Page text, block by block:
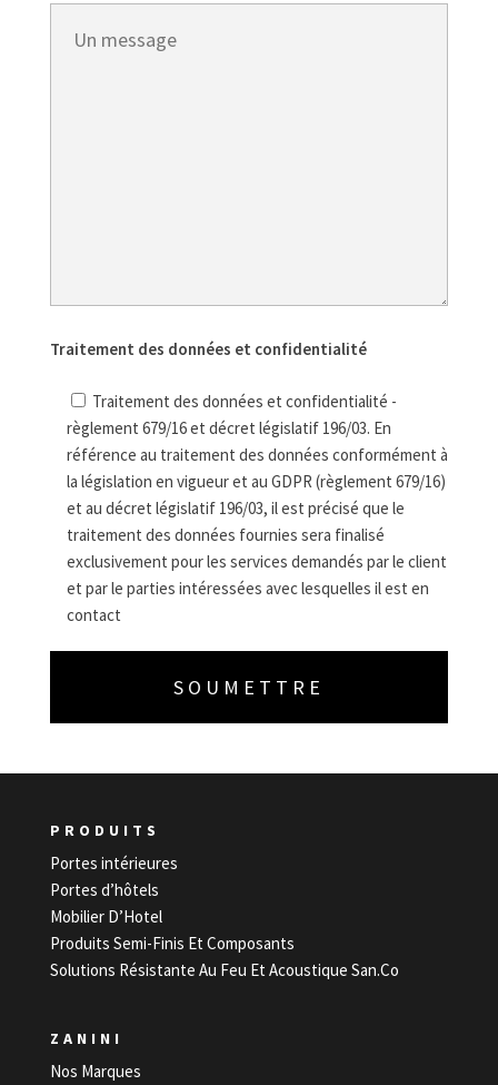
Traitement des données et confidentialité
Traitement des données et confidentialité -
règlement 679/16 et décret législatif 196/03. En
référence au traitement des données conformément à
la législation en vigueur et au GDPR (règlement 679/16)
et au décret législatif 196/03, il est précisé que le
traitement des données fournies sera finalisé
exclusivement pour les services demandés par le client
et par le parties intéressées avec lesquelles il est en
contact
PRODUITS
Portes intérieures
Portes d’hôtels
Mobilier D’Hotel
Produits Semi-Finis Et Composants
Solutions Résistante Au Feu Et Acoustique San.Co
ZANINI
Nos Marques